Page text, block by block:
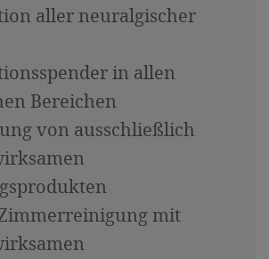
aller neuralgischer
in allen
Bereichen
von ausschließlich
mit